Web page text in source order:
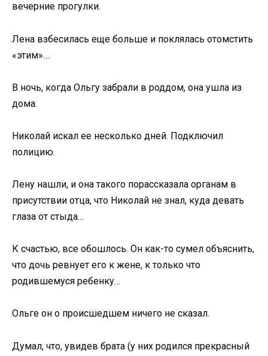
вечерние прогулки.
Лена взбесилась еще больше и поклялась отомстить
«этим»…
В ночь, когда Ольгу забрали в роддом, она ушла из
дома.
Николай искал ее несколько дней. Подключил
полицию.
Лену нашли, и она такого порассказала органам в
присутствии отца, что Николай не знал, куда девать
глаза от стыда…
К счастью, все обошлось. Он как-то сумел объяснить,
что дочь ревнует его к жене, к только что
родившемуся ребенку…
Ольге он о происшедшем ничего не сказал.
Думал, что, увидев брата (у них родился прекрасный